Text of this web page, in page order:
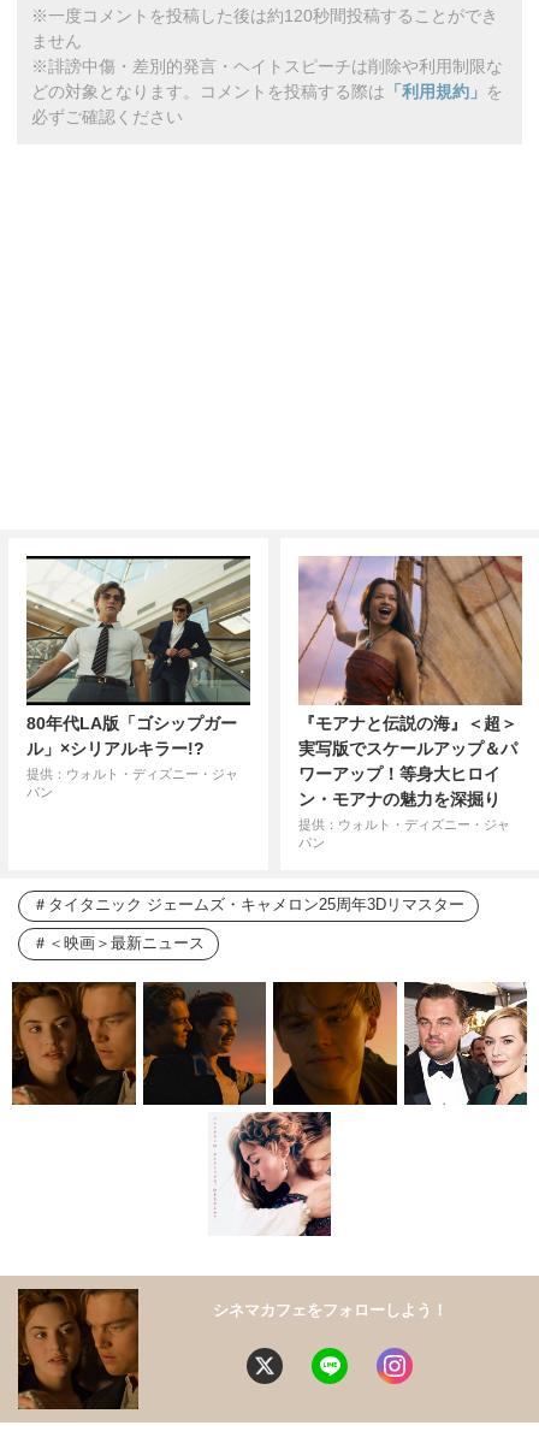
※一度コメントを投稿した後は約120秒間投稿することができ
ません
※誹謗中傷・差別的発言・ヘイトスピーチは削除や利用制限な
どの対象となります。コメントを投稿する際は 「利用規約」 を
必ずご確認ください
80年代LA版「ゴシップガー
ル」×シリアルキラー!?
提供：ウォルト・ディズニー・ジャ
パン
『モアナと伝説の海』＜超＞
実写版でスケールアップ＆パ
ワーアップ！等身大ヒロイ
ン・モアナの魅力を深掘り
提供：ウォルト・ディズニー・ジャ
パン
タイタニック ジェームズ・キャメロン25周年3Dリマスター
＜映画＞最新ニュース
シネマカフェをフォローしよう！